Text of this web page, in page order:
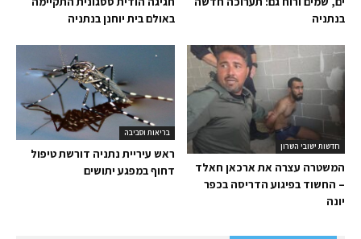
באולם בית יוחנן בנתניה
בנתניה
בריאות וסביבה
ראש עיריית נתניה דורשת טיפול
דחוף במפגע יתושים
חדשות ישובי השרון
המשטרה עצרה את ארכאן חאלד
– החשוד בפיגוע הדריסה בכפר
יונה